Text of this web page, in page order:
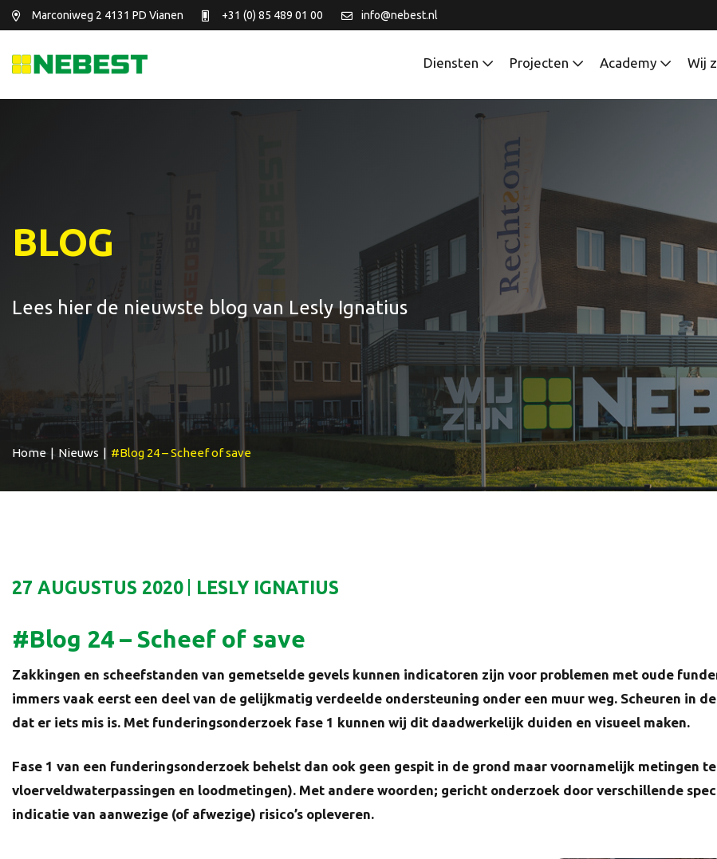
Marconiweg 2 4131 PD Vianen +31 (0) 85 489 01 00 info@nebest.nl
Diensten Projecten Academy Wij
BLOG
Lees hier de nieuwste blog van Lesly Ignatius
Home | Nieuws | #Blog 24 – Scheef of save
27 AUGUSTUS 2020 LESLY IGNATIUS
#Blog 24 – Scheef of save
Zakkingen en scheefstanden van gemetselde gevels kunnen indicatoren zijn voor problemen met oude
immers vaak eerst een deel van de gelijkmatig verdeelde ondersteuning onder een muur weg. Scheuren in
dat er iets mis is. Met funderingsonderzoek fase 1 kunnen wij dit daadwerkelijk duiden en visueel maken.
Fase 1 van een funderingsonderzoek behelst dan ook geen gespit in de grond maar voornamelijk metingen
vloerveldwaterpassingen en loodmetingen). Met andere woorden; gericht onderzoek door verschillende
indicatie van aanwezige (of afwezige) risico’s opleveren.